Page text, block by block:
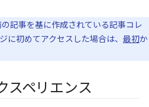
記事を基に作成されている記事コレ
に初めてアクセスした場合は、 最初か
スペリエンス